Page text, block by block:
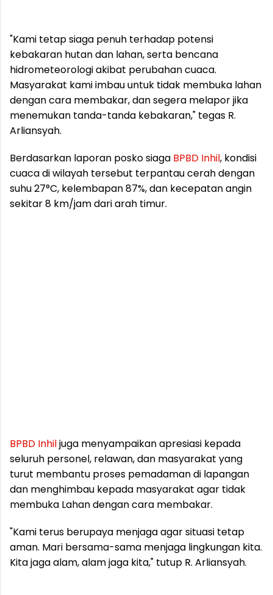
"Kami tetap siaga penuh terhadap potensi
kebakaran hutan dan lahan, serta bencana
hidrometeorologi akibat perubahan cuaca.
Masyarakat kami imbau untuk tidak membuka lahan
dengan cara membakar, dan segera melapor jika
menemukan tanda-tanda kebakaran," tegas R.
Arliansyah.
Berdasarkan laporan posko siaga BPBD Inhil, kondisi
cuaca di wilayah tersebut terpantau cerah dengan
suhu 27°C, kelembapan 87%, dan kecepatan angin
sekitar 8 km/jam dari arah timur.
BPBD Inhiljuga menyampaikan apresiasi kepada
seluruh personel, relawan, dan masyarakat yang
turut membantu proses pemadaman di lapangan
dan menghimbau kepada masyarakat agar tidak
membuka Lahan dengan cara membakar.
"Kami terus berupaya menjaga agar situasi tetap
aman. Mari bersama-sama menjaga lingkungan kita.
Kita jaga alam, alam jaga kita," tutup R. Arliansyah.